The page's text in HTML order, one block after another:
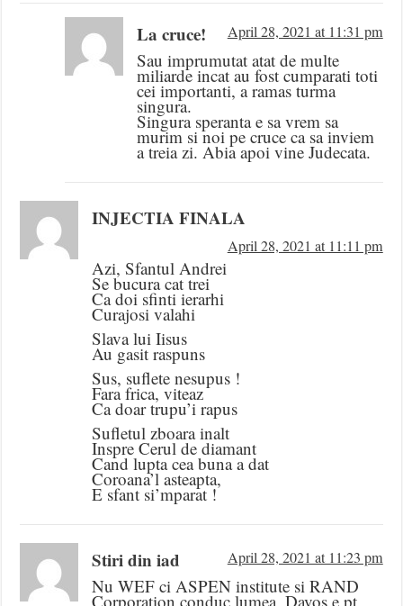
La cruce! April 28, 2021 at 11:31 pm
Sau imprumutat atat de multe
miliarde incat au fost cumparati toti
cei importanti, a ramas turma
singura.
Singura speranta e sa vrem sa
murim si noi pe cruce ca sa inviem
a treia zi. Abia apoi vine Judecata.
INJECTIA FINALA
April 28, 2021 at 11:11 pm
Azi, Sfantul Andrei
Se bucura cat trei
Ca doi sfinti ierarhi
Curajosi valahi
Slava lui Iisus
Au gasit raspuns
Sus, suflete nesupus !
Fara frica, viteaz
Ca doar trupu’i rapus
Sufletul zboara inalt
Inspre Cerul de diamant
Cand lupta cea buna a dat
Coroana’l asteapta,
E sfant si’mparat !
Stiri din iad April 28, 2021 at 11:23 pm
Nu WEF ci ASPEN institute si RAND
Corporation conduc lumea, Davos e pt